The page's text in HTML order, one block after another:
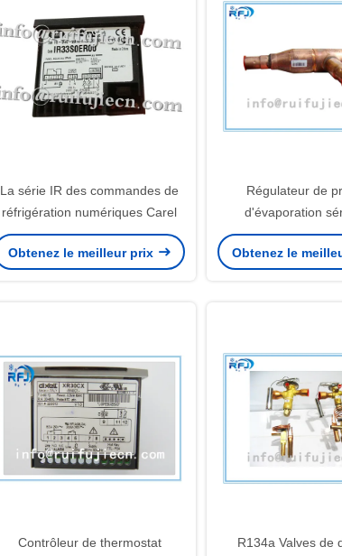
La série IR des commandes de
réfrigération numériques Carel
Obtenez le meilleur prix
Régulateur de
d'évaporation
Obtenez le
Contrôleur de thermostat
R134a Valves de